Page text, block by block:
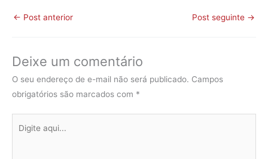
← Post anterior Post seguinte →
Deixe um comentário
O seu endereço de e-mail não será publicado. Campos
obrigatórios são marcados com *
aqui...